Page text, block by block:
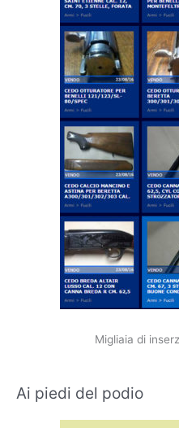
Migliaia di
Ai piedi del podio